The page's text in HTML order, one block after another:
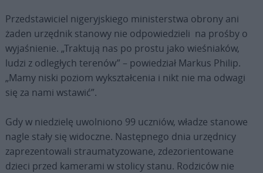
Przedstawiciel nigeryjskiego ministerstwa obrony ani
żaden urzędnik stanowy nie odpowiedzieli na prośby o
wyjaśnienie. „Traktują nas po prostu jako wieśniaków,
ludzi z odległych terenów” – powiedział Markus Philip.
„Mamy niski poziom wykształcenia i nikt nie ma odwagi
się za nami wstawić”.
Gdy w niedzielę uwolniono 99 uczniów, władze stanowe
nagle stały się widoczne. Następnego dnia urzędnicy
zaprezentowali straumatyzowane, zdezorientowane
dzieci przed kamerami w stolicy stanu. Rodziców nie